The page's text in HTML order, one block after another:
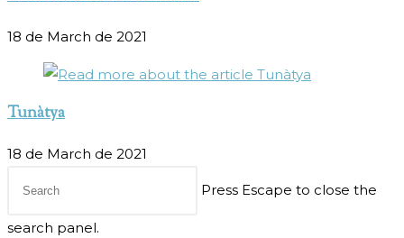
18 de March de 2021
Tunàtya
18 de March de 2021
Press Escape to close the
search panel.